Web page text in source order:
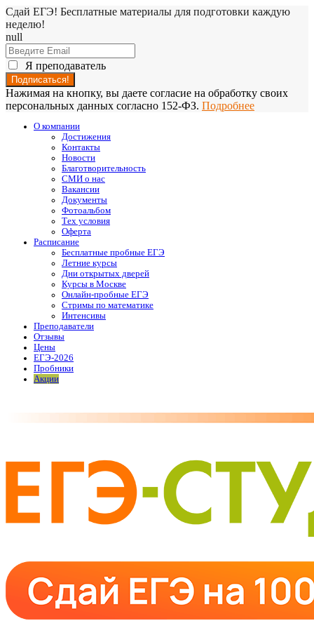
Сдай ЕГЭ! Бесплатные материалы для подготовки каждую
неделю!
null
Я преподаватель
Нажимая на кнопку, вы даете согласие на обработку своих
персональных данных согласно 152-ФЗ. Подробнее
О компании
Достижения
Контакты
Новости
Благотворительность
СМИ о нас
Вакансии
Документы
Фотоальбом
Тех условия
Оферта
Расписание
Бесплатные пробные ЕГЭ
Летние курсы
Дни открытых дверей
Курсы в Москве
Онлайн-пробные ЕГЭ
Стримы по математике
Интенсивы
Преподаватели
Отзывы
Цены
ЕГЭ-2026
Пробники
Акции